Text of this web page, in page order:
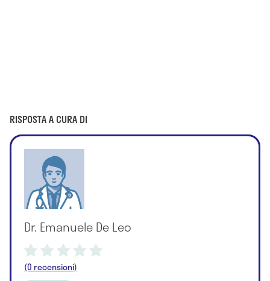
RISPOSTA A CURA DI
Dr. Emanuele De Leo
(0 recensioni)